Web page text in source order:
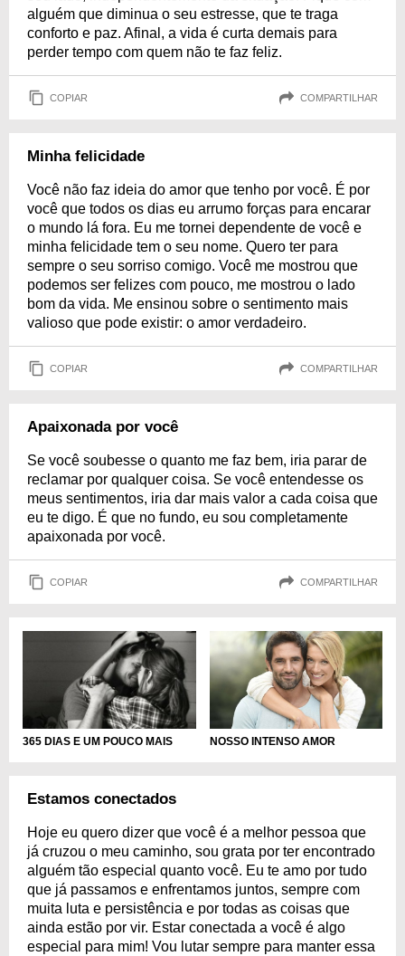
alguém que diminua o seu estresse, que te traga
conforto e paz. Afinal, a vida é curta demais para
perder tempo com quem não te faz feliz.
COPIAR COMPARTILHAR
Minha felicidade
Você não faz ideia do amor que tenho por você. É por
você que todos os dias eu arrumo forças para encarar
o mundo lá fora. Eu me tornei dependente de você e
minha felicidade tem o seu nome. Quero ter para
sempre o seu sorriso comigo. Você me mostrou que
podemos ser felizes com pouco, me mostrou o lado
bom da vida. Me ensinou sobre o sentimento mais
valioso que pode existir: o amor verdadeiro.
COPIAR COMPARTILHAR
Apaixonada por você
Se você soubesse o quanto me faz bem, iria parar de
reclamar por qualquer coisa. Se você entendesse os
meus sentimentos, iria dar mais valor a cada coisa que
eu te digo. É que no fundo, eu sou completamente
apaixonada por você.
COPIAR COMPARTILHAR
365 DIAS E UM POUCO MAIS NOSSO INTENSO AMOR
Estamos conectados
Hoje eu quero dizer que você é a melhor pessoa que
já cruzou o meu caminho, sou grata por ter encontrado
alguém tão especial quanto você. Eu te amo por tudo
que já passamos e enfrentamos juntos, sempre com
muita luta e persistência e por todas as coisas que
ainda estão por vir. Estar conectada a você é algo
especial para mim! Vou lutar sempre para manter essa